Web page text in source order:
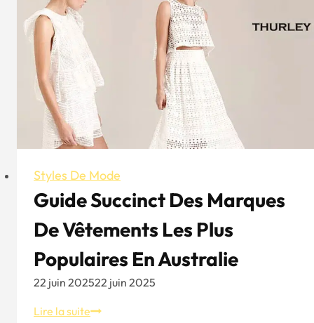
Styles De Mode
Guide Succinct Des Marques
De Vêtements Les Plus
Populaires En Australie
22 juin 202522 juin 2025
Lire la suiteGuide